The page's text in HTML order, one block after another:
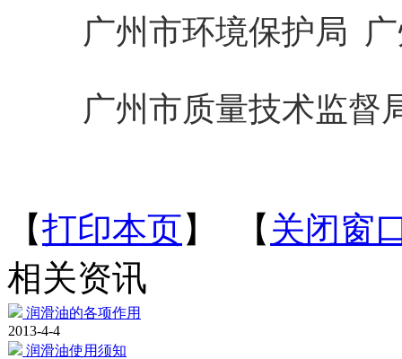
广州市环境保护局
广州市质量技术监
【打印本页】 【 关闭窗
相关资讯
润滑油的各项作用
2013-4-4
润滑油使用须知